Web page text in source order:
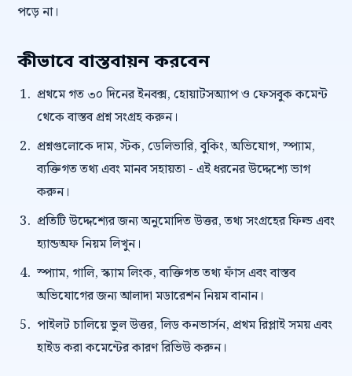
পড়ে না।
কীভাবে বাস্তবায়ন করবেন
প্রথমে গত ৩০ দিনের ইনবক্স, হোয়াটসঅ্যাপ ও ফেসবুক কমেন্ট
থেকে বাস্তব প্রশ্ন সংগ্রহ করুন।
প্রশ্নগুলোকে দাম, স্টক, ডেলিভারি, বুকিং, অভিযোগ, স্প্যাম,
ব্যক্তিগত তথ্য এবং মানব সহায়তা - এই ধরনের উদ্দেশ্যে ভাগ
করুন।
প্রতিটি উদ্দেশ্যের জন্য অনুমোদিত উত্তর, তথ্য সংগ্রহের ফিল্ড এবং
হ্যান্ডঅফ নিয়ম লিখুন।
স্প্যাম, গালি, স্ক্যাম লিংক, ব্যক্তিগত তথ্য ফাঁস এবং বাস্তব
অভিযোগের জন্য আলাদা মডারেশন নিয়ম বানান।
পাইলট চালিয়ে ভুল উত্তর, লিড কনভার্সন, প্রথম রিপ্লাই সময় এবং
হাইড করা কমেন্টের কারণ রিভিউ করুন।